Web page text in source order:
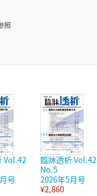
照
Vol.42
号
臨牀透析 Vol.42
No.5
2026年5月号
¥2,860